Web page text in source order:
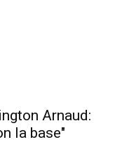
Arnaud:
la base"